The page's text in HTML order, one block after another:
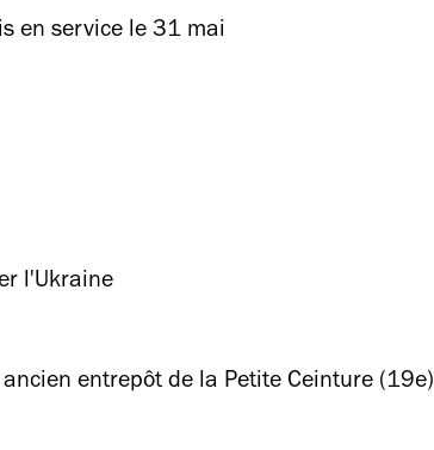
en service le 31 mai
l'Ukraine
entrepôt de la Petite Ceinture (19e)